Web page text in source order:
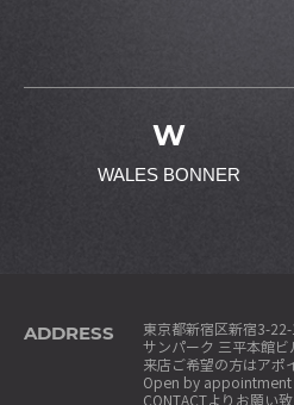
W
WALES BONNER
ADDRESS
東京都新宿区新宿3-
サンパーク 三平本館ビ
来店ご希望の方はアポ
Open by
CONTACTよりお願い致